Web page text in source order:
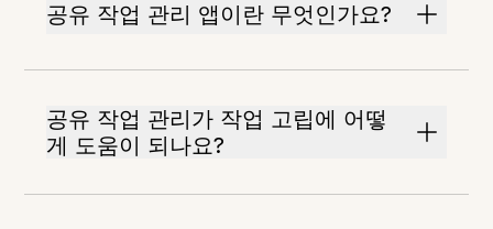
공유 작업 관리 앱이란 무엇인가요?
공유 작업 관리가 작업 고립에 어떻
게 도움이 되나요?